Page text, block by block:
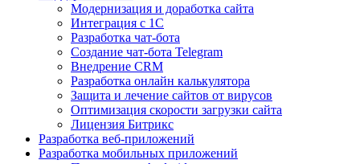
Модернизация и доработка сайта
Интеграция с 1С
Разработка чат-бота
Cоздание чат-бота Telegram
Внедрение CRM
Разработка онлайн калькулятора
Защита и лечение сайтов от вирусов
Оптимизация скорости загрузки сайта
Лицензия Битрикс
Разработка веб-приложений
Разработка мобильных приложений